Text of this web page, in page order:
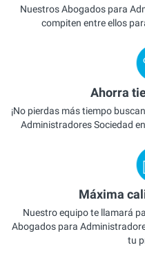
Nuestros Abogados para
compiten entre ellos
Ahorra
¡No pierdas más tiempo
Administradores Sociedad
Máxima
Nuestro equipo te llamará
Abogados para
tu